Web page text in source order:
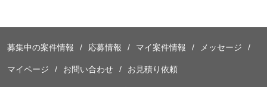
募集中の案件情報 応募情報 マイ案件情報 メッセージ
マイページ お問い合わせ お見積り依頼